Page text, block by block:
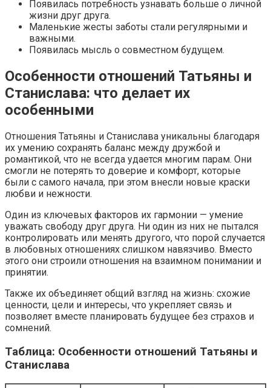
Появилась потребность узнавать больше о личной
жизни друг друга.
Маленькие жесты заботы стали регулярными и
важными.
Появилась мысль о совместном будущем.
Особенности отношений Татьяны и
Станислава: что делает их
особенными
Отношения Татьяны и Станислава уникальны благодаря
их умению сохранять баланс между дружбой и
романтикой, что не всегда удается многим парам. Они
смогли не потерять то доверие и комфорт, которые
были с самого начала, при этом внесли новые краски
любви и нежности.
Один из ключевых факторов их гармонии — умение
уважать свободу друг друга. Ни один из них не пытался
контролировать или менять другого, что порой случается
в любовных отношениях слишком навязчиво. Вместо
этого они строили отношения на взаимном понимании и
принятии.
Также их объединяет общий взгляд на жизнь: схожие
ценности, цели и интересы, что укрепляет связь и
позволяет вместе планировать будущее без страхов и
сомнений.
Таблица: Особенности отношений Татьяны и
Станислава